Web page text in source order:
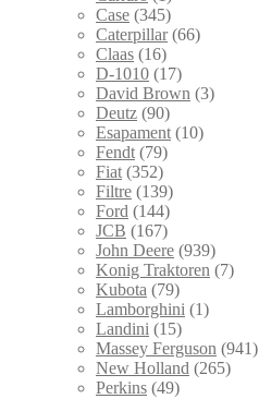
Case (345)
Caterpillar (66)
Claas (16)
D-1010 (17)
David Brown (3)
Deutz (90)
Esapament (10)
Fendt (79)
Fiat (352)
Filtre (139)
Ford (144)
JCB (167)
John Deere (939)
Konig Traktoren (7)
Kubota (79)
Lamborghini (1)
Landini (15)
Massey Ferguson (941)
New Holland (265)
Perkins (49)